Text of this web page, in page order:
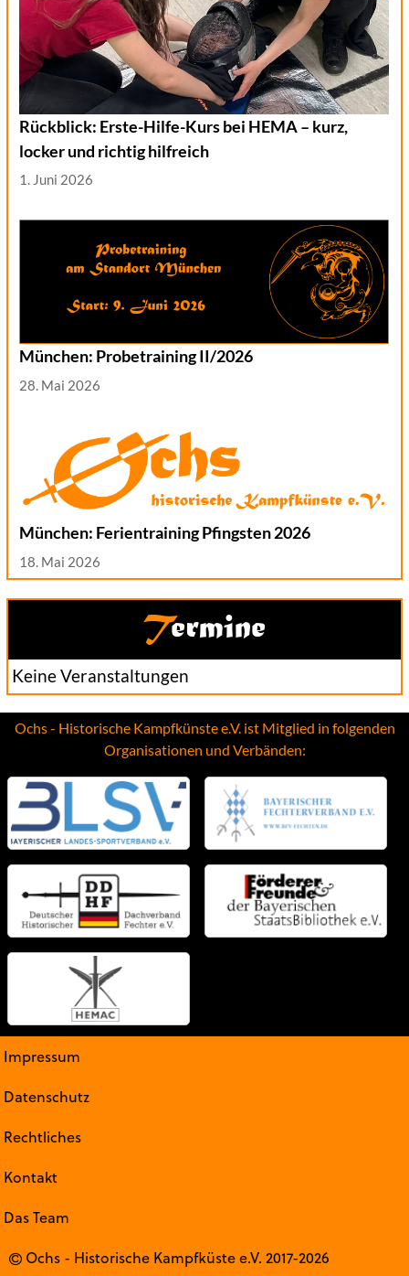
Rückblick: Erste-Hilfe-Kurs bei HEMA – kurz,
locker und richtig hilfreich
1. Juni 2026
München: Probetraining II/2026
28. Mai 2026
München: Ferientraining Pfingsten 2026
18. Mai 2026
Termine
Keine Veranstaltungen
Ochs - Historische Kampfkünste e.V. ist Mitglied in folgenden
Organisationen und Verbänden:
Impressum
Datenschutz
Rechtliches
Kontakt
Das Team
Ochs - Historische Kampfküste e.V. 2017-2026